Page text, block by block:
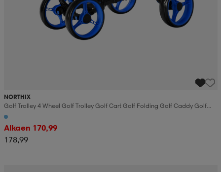
NORTHIX
Golf Trolley 4 Wheel Golf Trolley Golf Cart Golf Folding Golf Caddy Golf
Push Cart Made Of Aluminum
Alkaen 170,99
178,99